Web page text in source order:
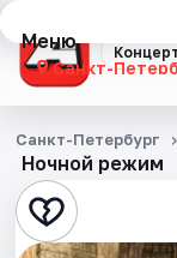
Меню
Санкт-
Концерты
Театр
Стендап
Ночной режим
Санкт-Петербург